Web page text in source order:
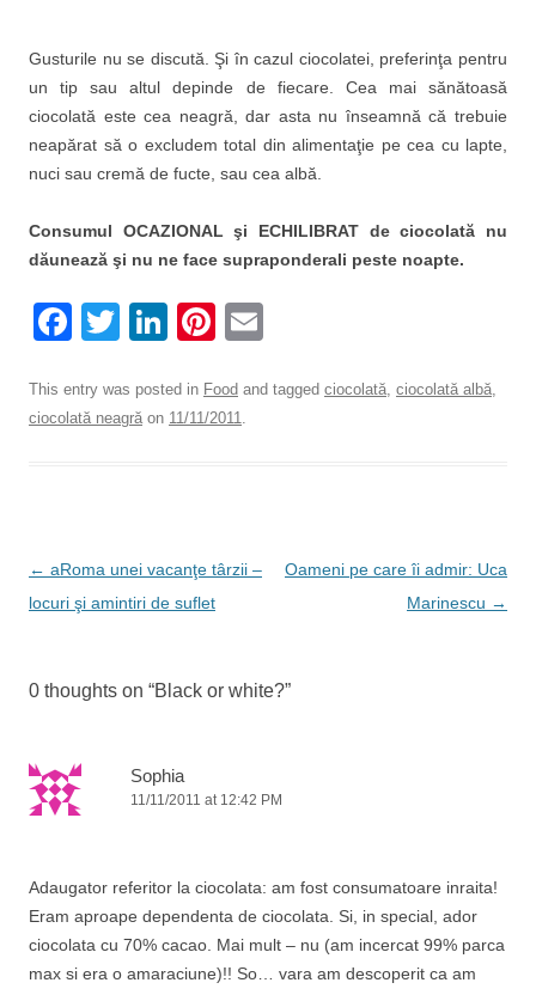
Gusturile nu se discută. Şi în cazul ciocolatei, preferinţa pentru
un tip sau altul depinde de fiecare. Cea mai sănătoasă
ciocolată este cea neagră, dar asta nu înseamnă că trebuie
neapărat să o excludem total din alimentaţie pe cea cu lapte,
nuci sau cremă de fucte, sau cea albă.
Consumul OCAZIONAL şi ECHILIBRAT de ciocolată nu
dăunează şi nu ne face supraponderali peste noapte.
F
c
e
k
T
tt
er
Li
k
e
Pi
er
e
ail
This entry was posted in Food and tagged ciocolată, ciocolată albă,
ciocolată neagră on 11/11/2011.
Post
navigation
← aRoma unei vacanţe târzii –
locuri şi amintiri de suflet
Oameni pe care îi admir: Uca
Marinescu →
0 thoughts on “Black or white?”
Sophia
11/11/2011 at 12:42 PM
Adaugator referitor la ciocolata: am fost consumatoare inraita!
Eram aproape dependenta de ciocolata. Si, in special, ador
ciocolata cu 70% cacao. Mai mult – nu (am incercat 99% parca
max si era o amaraciune)!! So… vara am descoperit ca am